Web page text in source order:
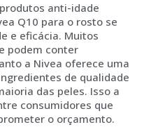
anti-idade
Q10 para o rosto se
e eficácia. Muitos
podem conter
a Nivea oferece uma
de qualidade
das peles. Isso a
consumidores que
o orçamento.